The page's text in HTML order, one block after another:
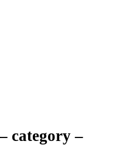
– category –